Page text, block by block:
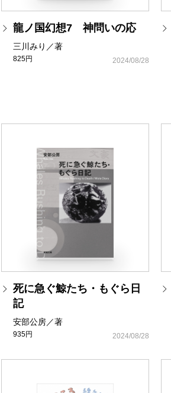
龍ノ国幻想7 神問いの応
三川みり／著
825円 2024/08/28
死に急ぐ鯨たち・もぐら日
記
安部公房／著
935円 2024/08/28